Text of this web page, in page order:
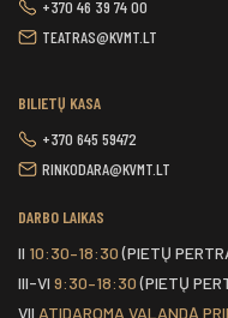
+370 46 39 74 00
TEATRAS@KVMT.LT
BILIETŲ KASA
+370 645 59472
RINKODARA@KVMT.LT
DARBO LAIKAS
II 10:30–18:30(PIETŲ
III-VI 9:30–18:30(PIETŲ
VII ATIDAROMA VALANDĄ